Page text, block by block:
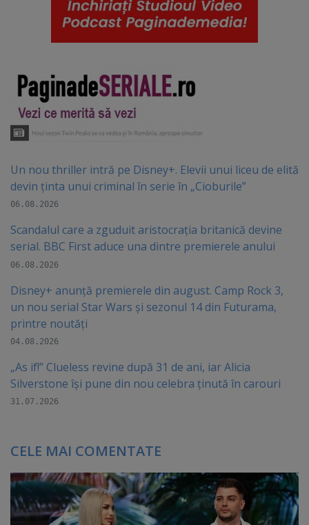
Un nou thriller intră pe Disney+. Elevii unui liceu de elită
devin ținta unui criminal în serie în „Cioburile”
06.08.2026
Scandalul care a zguduit aristocrația britanică devine
serial. BBC First aduce una dintre premierele anului
06.08.2026
Disney+ anunță premierele din august. Camp Rock 3,
un nou serial Star Wars și sezonul 14 din Futurama,
printre noutăți
04.08.2026
„As if!” Clueless revine după 31 de ani, iar Alicia
Silverstone își pune din nou celebra ținută în carouri
31.07.2026
CELE MAI COMENTATE